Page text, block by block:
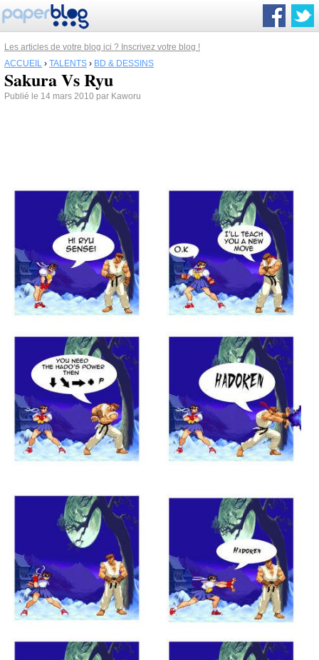
Les articles de votre blog ici ? Inscrivez votre blog !
ACCUEIL › TALENTS › BD & DESSINS
Sakura Vs Ryu
Publié le 14 mars 2010 par Kaworu